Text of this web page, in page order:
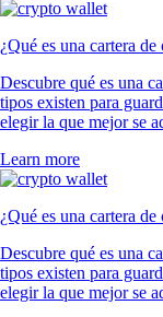
¿Qué es una cartera
Descubre qué es una
tipos existen para
elegir la que mejor se
Learn more
¿Qué es una cartera
Descubre qué es una
tipos existen para
elegir la que mejor se